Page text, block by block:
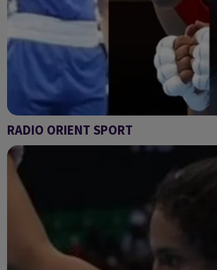
RADIO ORIENT SPORT
Radio Orient sport